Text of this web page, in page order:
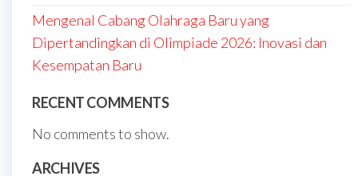
Mengenal Cabang Olahraga Baru yang
Dipertandingkan di Olimpiade 2026: Inovasi dan
Kesempatan Baru
RECENT COMMENTS
No comments to show.
ARCHIVES